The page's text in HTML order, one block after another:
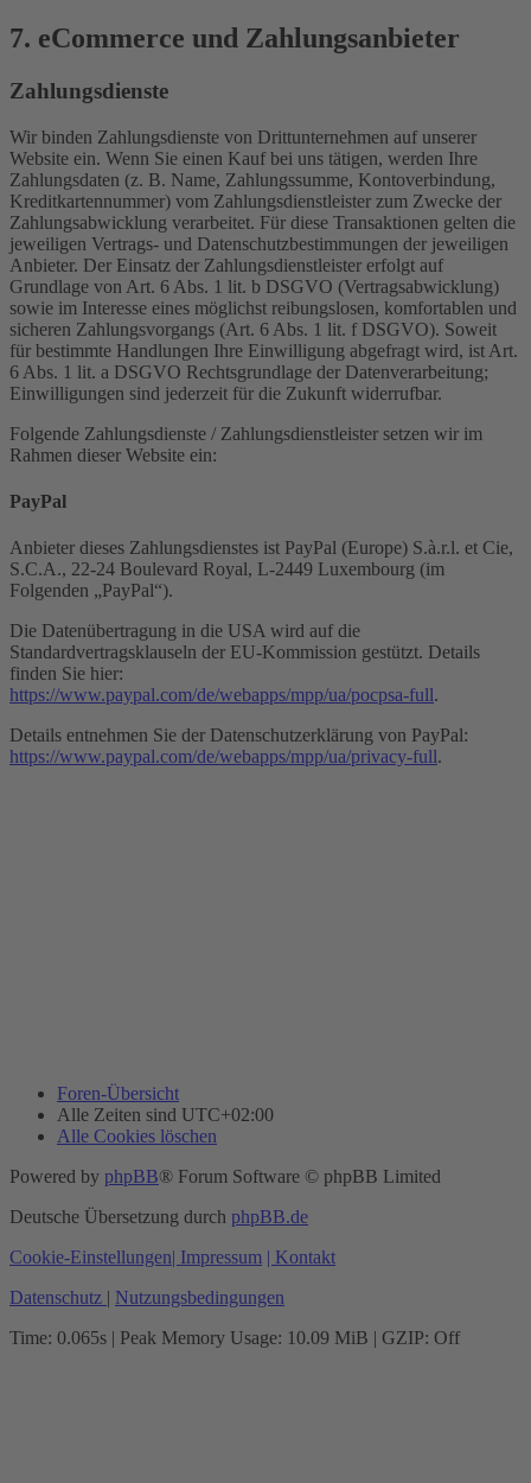
7. eCommerce und Zahlungs­anbieter
Zahlungsdienste
Wir binden Zahlungsdienste von Drittunternehmen auf unserer
Website ein. Wenn Sie einen Kauf bei uns tätigen, werden Ihre
Zahlungsdaten (z. B. Name, Zahlungssumme, Kontoverbindung,
Kreditkartennummer) vom Zahlungsdienstleister zum Zwecke der
Zahlungsabwicklung verarbeitet. Für diese Transaktionen gelten die
jeweiligen Vertrags- und Datenschutzbestimmungen der jeweiligen
Anbieter. Der Einsatz der Zahlungsdienstleister erfolgt auf
Grundlage von Art. 6 Abs. 1 lit. b DSGVO (Vertragsabwicklung)
sowie im Interesse eines möglichst reibungslosen, komfortablen und
sicheren Zahlungsvorgangs (Art. 6 Abs. 1 lit. f DSGVO). Soweit
für bestimmte Handlungen Ihre Einwilligung abgefragt wird, ist Art.
6 Abs. 1 lit. a DSGVO Rechtsgrundlage der Datenverarbeitung;
Einwilligungen sind jederzeit für die Zukunft widerrufbar.
Folgende Zahlungsdienste / Zahlungsdienstleister setzen wir im
Rahmen dieser Website ein:
PayPal
Anbieter dieses Zahlungsdienstes ist PayPal (Europe) S.à.r.l. et Cie,
S.C.A., 22-24 Boulevard Royal, L-2449 Luxembourg (im
Folgenden „PayPal“).
Die Datenübertragung in die USA wird auf die
Standardvertragsklauseln der EU-Kommission gestützt. Details
finden Sie hier:
https://www.paypal.com/de/webapps/mpp/ua/pocpsa-full.
Details entnehmen Sie der Datenschutzerklärung von PayPal:
https://www.paypal.com/de/webapps/mpp/ua/privacy-full.
Foren-Übersicht
Alle Zeiten sind UTC+02:00
Alle Cookies löschen
Powered by phpBB® Forum Software © phpBB Limited
Deutsche Übersetzung durch phpBB.de
Cookie-Einstellungen| Impressum | Kontakt
Datenschutz | Nutzungsbedingungen
Time: 0.065s | Peak Memory Usage: 10.09 MiB | GZIP: Off